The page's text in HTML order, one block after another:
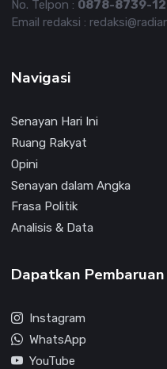
No. Telpon : 0878-8739-
Email redaksi :
Navigasi
Senayan Hari Ini
Ruang Rakyat
Opini
Senayan dalam Angka
Frasa Politik
Analisis & Data
Dapatkan Pembaruan
Instagram
WhatsApp
YouTube